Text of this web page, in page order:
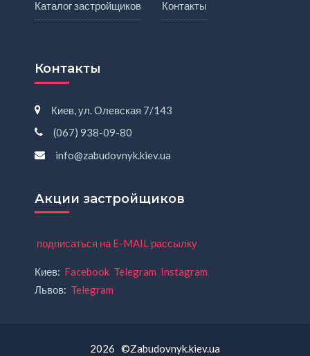
Каталог застройщиков Контакты
Контакты
Киев, ул. Олевская 7/143
(067) 938-09-80
info@zabudovnyk.kiev.ua
Акции застройщиков
подписаться на E-MAIL рассылку
Киев: Facebook Telegram Instagram
Львов: Telegram
2026 ©Zabudovnyk.kiev.ua